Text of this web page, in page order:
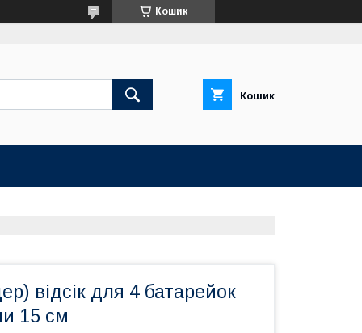
Кошик
Кошик
відсік для 4 батарейок
15 см